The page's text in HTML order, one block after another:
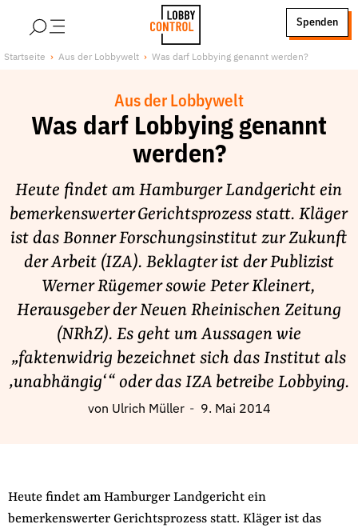
LobbyControl
Spenden
Über uns
Finanzierung
Publikationen und Material
Lobbykritische Stadtführungen
Unsere Schwerpunkte
Lobbykontrolle und Regeln
Lobbyismus und Klima
Macht der Digitalkonzerne
Spenden & Fördern
Fördermitglied werden
Jetzt Spenden
Geschenkspende
Testamentsspende
Presse
Startseite Aus der Lobbywelt Was darf Lobbying genannt werden?
Aus der Lobbywelt
Was darf Lobbying genannt
werden?
Heute findet am Hamburger Landgericht ein
bemerkenswerter Gerichtsprozess statt. Kläger
ist das Bonner Forschungsinstitut zur Zukunft
der Arbeit (IZA). Beklagter ist der Publizist
Werner Rügemer sowie Peter Kleinert,
Herausgeber der Neuen Rheinischen Zeitung
(NRhZ). Es geht um Aussagen wie
„faktenwidrig bezeichnet sich das Institut als
‚unabhängig‘“ oder das IZA betreibe Lobbying.
von Ulrich Müller 9. Mai 2014
Heute findet am Hamburger Landgericht ein
bemerkenswerter Gerichtsprozess statt. Kläger ist das